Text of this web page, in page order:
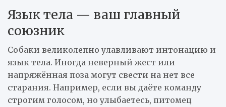
Язык тела — ваш главный
союзник
Собаки великолепно улавливают интонацию и
язык тела. Иногда неверный жест или
напряжённая поза могут свести на нет все
старания. Например, если вы даёте команду
строгим голосом, но улыбаетесь, питомец